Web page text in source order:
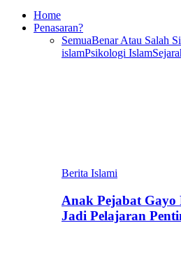
Home
Penasaran?
SemuaBenar Atau Salah
islamPsikologi Islam
Berita Islami
Anak Pejabat Gayo
Jadi Pelajaran